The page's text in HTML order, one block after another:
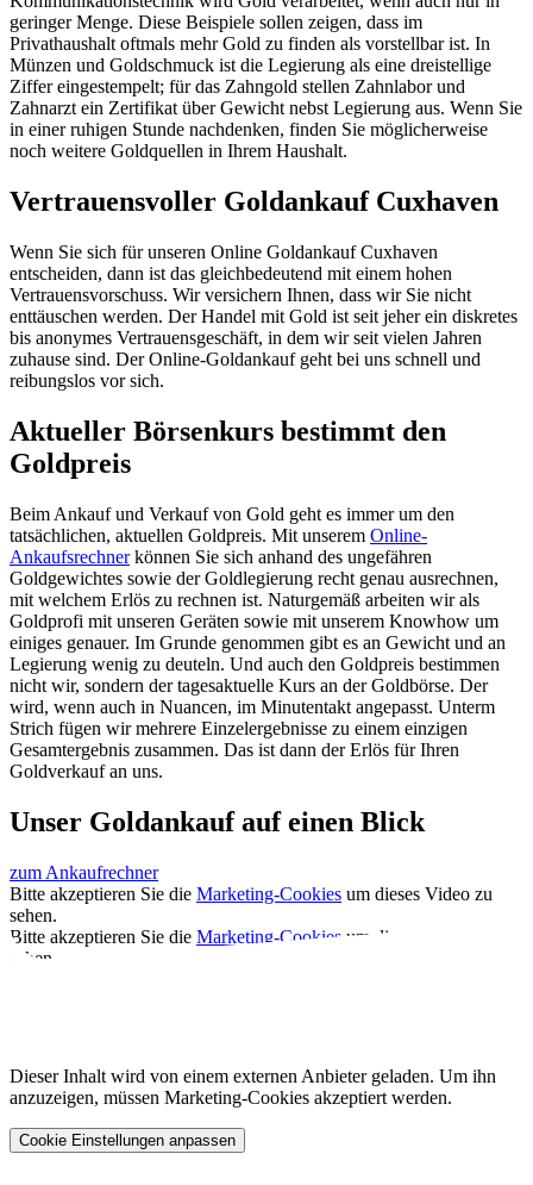
geringer Menge. Diese Beispiele sollen zeigen, dass im
Privathaushalt oftmals mehr Gold zu finden als vorstellbar ist. In
Münzen und Goldschmuck ist die Legierung als eine dreistellige
Ziffer eingestempelt; für das Zahngold stellen Zahnlabor und
Zahnarzt ein Zertifikat über Gewicht nebst Legierung aus. Wenn Sie
in einer ruhigen Stunde nachdenken, finden Sie möglicherweise
noch weitere Goldquellen in Ihrem Haushalt.
Vertrauensvoller Goldankauf Cuxhaven
Wenn Sie sich für unseren Online Goldankauf Cuxhaven
entscheiden, dann ist das gleichbedeutend mit einem hohen
Vertrauensvorschuss. Wir versichern Ihnen, dass wir Sie nicht
enttäuschen werden. Der Handel mit Gold ist seit jeher ein diskretes
bis anonymes Vertrauensgeschäft, in dem wir seit vielen Jahren
zuhause sind. Der Online-Goldankauf geht bei uns schnell und
reibungslos vor sich.
Aktueller Börsenkurs bestimmt den
Goldpreis
Beim Ankauf und Verkauf von Gold geht es immer um den
tatsächlichen, aktuellen Goldpreis. Mit unserem Online-
Ankaufsrechnerkönnen Sie sich anhand des ungefähren
Goldgewichtes sowie der Goldlegierung recht genau ausrechnen,
mit welchem Erlös zu rechnen ist. Naturgemäß arbeiten wir als
Goldprofi mit unseren Geräten sowie mit unserem Knowhow um
einiges genauer. Im Grunde genommen gibt es an Gewicht und an
Legierung wenig zu deuteln. Und auch den Goldpreis bestimmen
nicht wir, sondern der tagesaktuelle Kurs an der Goldbörse. Der
wird, wenn auch in Nuancen, im Minutentakt angepasst. Unterm
Strich fügen wir mehrere Einzelergebnisse zu einem einzigen
Gesamtergebnis zusammen. Das ist dann der Erlös für Ihren
Goldverkauf an uns.
Unser Goldankauf auf einen Blick
zum Ankaufrechner
Bitte akzeptieren Sie die Marketing-Cookies um dieses Video zu
sehen.
Bitte akzeptieren Sie die Marketing-Cookies um dieses Video zu
sehen.
Dieser Inhalt wird von einem externen Anbieter geladen. Um ihn
anzuzeigen, müssen Marketing-Cookies akzeptiert werden.
Cookie Einstellungen anpassen